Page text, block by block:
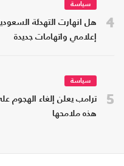
4
سياسة
هل انهارت التهدئة
إعلامي واتهامات جديدة
5
سياسة
ترامب يعلن إلغاء الهجوم
هذه ملامحها